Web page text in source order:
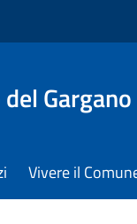
Gargano
Vivere il